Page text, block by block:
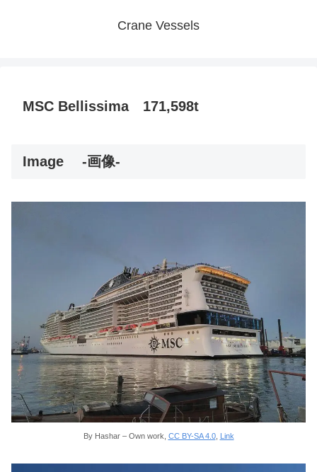
Crane Vessels
MSC Bellissima 171,598t
Image -画像-
By Hashar – Own work, CC BY-SA 4.0, Link